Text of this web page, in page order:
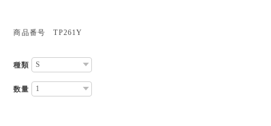
商品番号 TP261Y
種類
数量